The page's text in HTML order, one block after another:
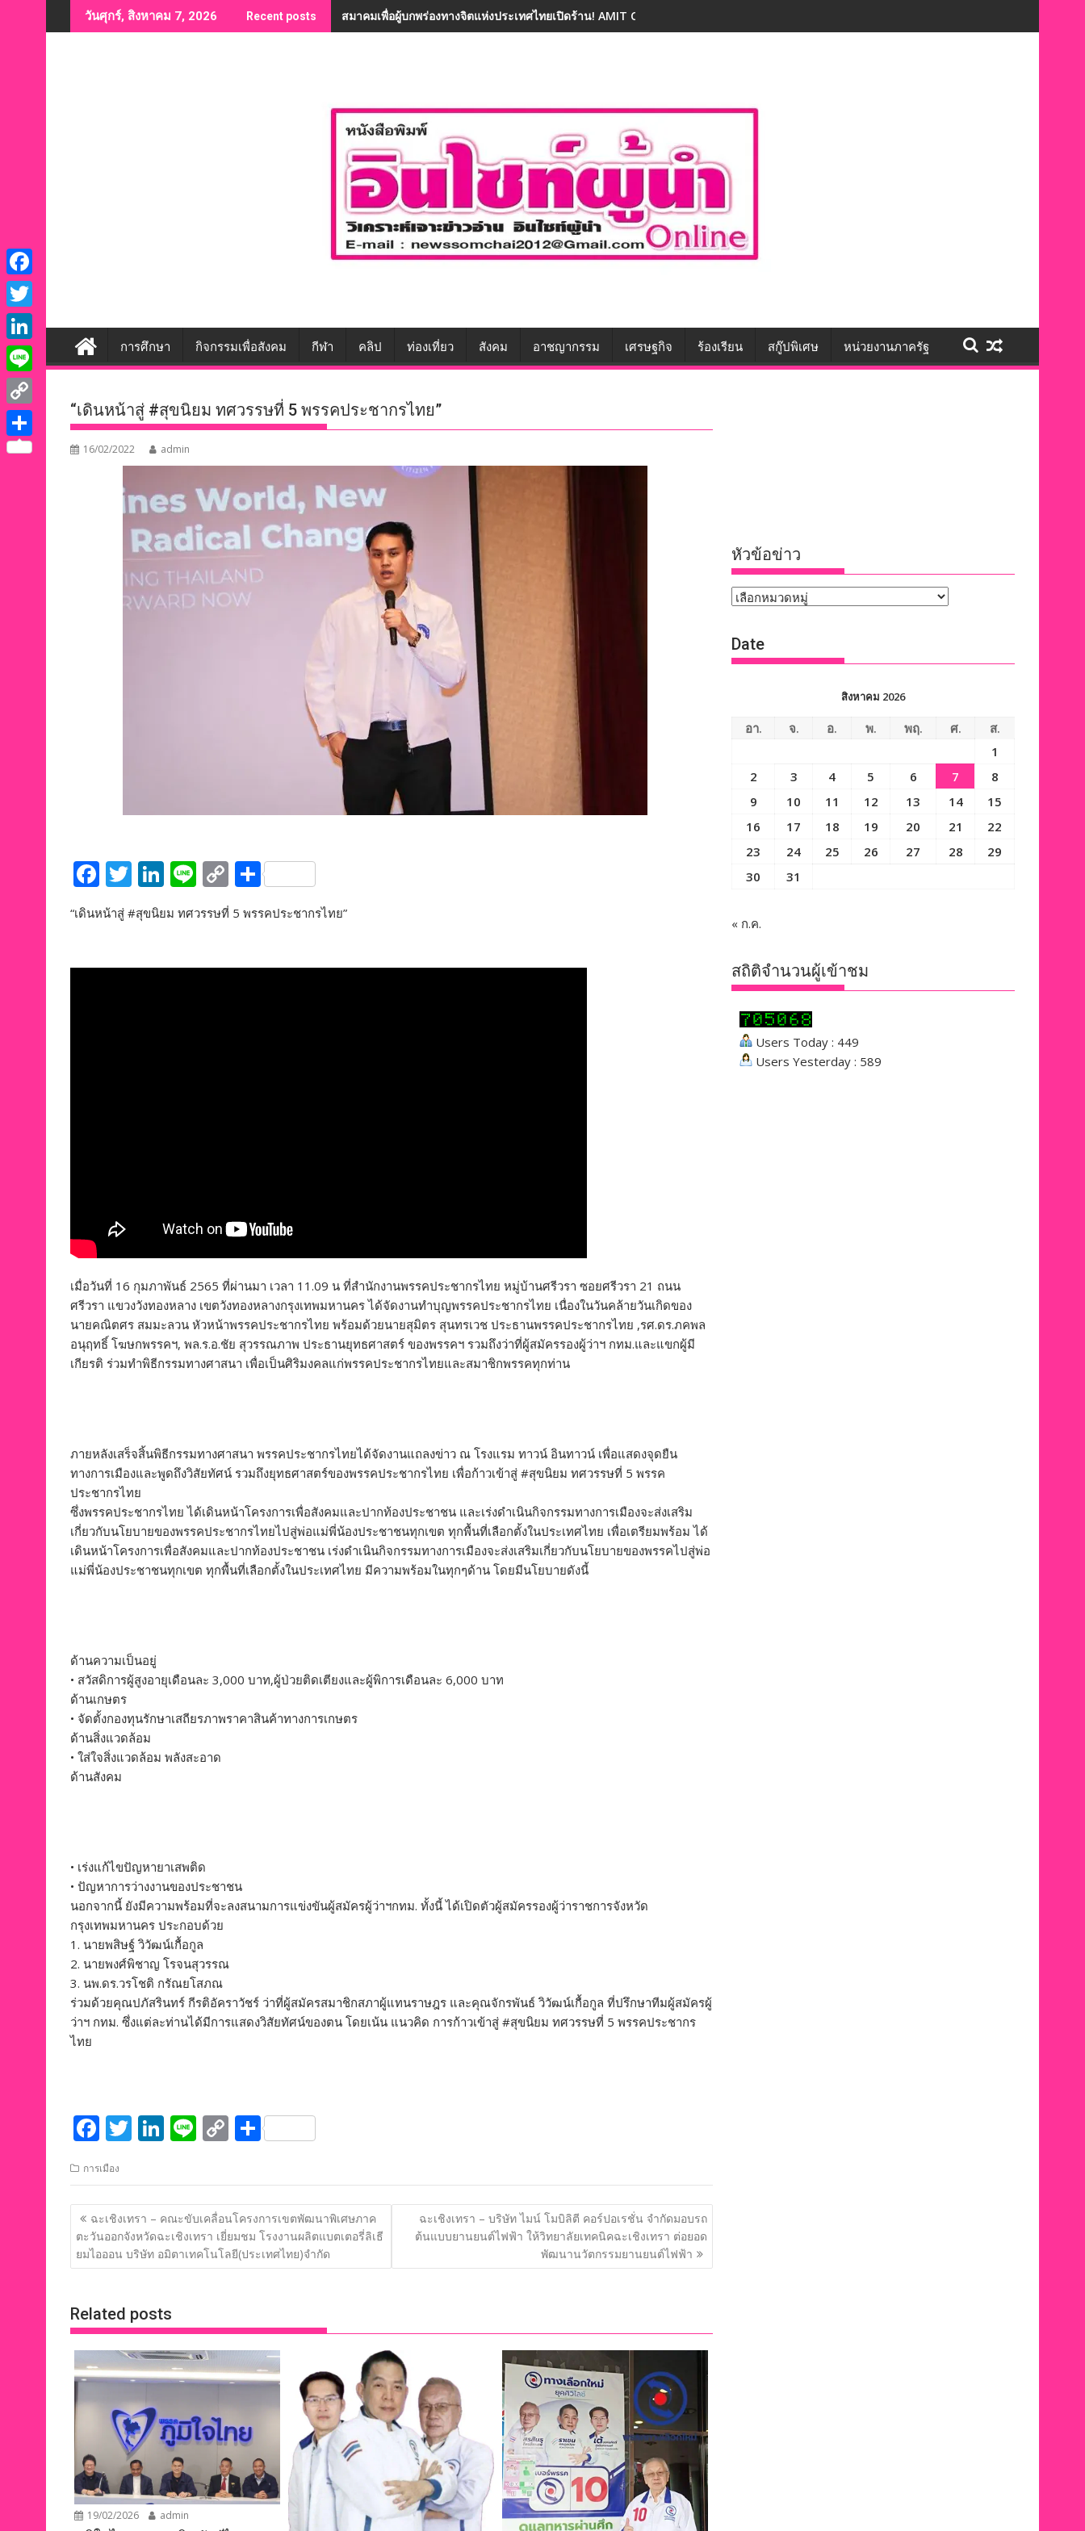
to
วันศุกร์, สิงหาคม 7, 2026 Recent posts สมาคมเพื่อผู้บกพร่องทางจิตแห่งประเทศไทยเปิดร้าน! AMIT Cafe ต้นแบบคาเฟ่แห่งโอกาส สร้างอาชีพ สร้างคุณค่า สร้างสังคม
การศึกษา กิจกรรมเพื่อสังคม กีฬา คลิป ท่องเที่ยว สังคม อาชญากรรม เศรษฐกิจ ร้องเรียน สกู๊ปพิเศษ หน่วยงานภาครัฐ
“เดินหน้าสู่ #สุขนิยม ทศวรรษที่ 5 พรรคประชากรไทย”
16/02/2022 admin
F
ac
e
o
T
itt
Li
k
dI
Li
e
C
p
Li
S
ar
“เดินหน้าสู่ #สุขนิยม ทศวรรษที่ 5 พรรคประชากรไทย”
เมื่อวันที่ 16 กุมภาพันธ์ 2565 ที่ผ่านมา เวลา 11.09 น ที่สำนักงานพรรคประชากรไทย หมู่บ้านศรีวรา ซอยศรีวรา 21 ถนน
ศรีวรา แขวงวังทองหลาง เขตวังทองหลางกรุงเทพมหานคร ได้จัดงานทำบุญพรรคประชากรไทย เนื่องในวันคล้ายวันเกิดของ
นายคณิตศร สมมะลวน หัวหน้าพรรคประชากรไทย พร้อมด้วยนายสุมิตร สุนทรเวช ประธานพรรคประชากรไทย ,รศ.ดร.ภคพล
อนุฤทธิ์ โฆษกพรรคฯ, พล.ร.อ.ชัย สุวรรณภาพ ประธานยุทธศาสตร์ ของพรรคฯ รวมถึงว่าที่ผู้สมัครรองผู้ว่าฯ กทม.และแขกผู้มี
เกียรติ ร่วมทำพิธีกรรมทางศาสนา เพื่อเป็นศิริมงคลแก่พรรคประชากรไทยและสมาชิกพรรคทุกท่าน
ภายหลังเสร็จสิ้นพิธีกรรมทางศาสนา พรรคประชากรไทยได้จัดงานแถลงข่าว ณ โรงแรม ทาวน์ อินทาวน์ เพื่อแสดงจุดยืน
ทางการเมืองและพูดถึงวิสัยทัศน์ รวมถึงยุทธศาสตร์ของพรรคประชากรไทย เพื่อก้าวเข้าสู่ #สุขนิยม ทศวรรษที่ 5 พรรค
ประชากรไทย
ซึ่งพรรคประชากรไทย ได้เดินหน้าโครงการเพื่อสังคมและปากท้องประชาชน และเร่งดำเนินกิจกรรมทางการเมืองจะส่งเสริม
เกี่ยวกับนโยบายของพรรคประชากรไทยไปสู่พ่อแม่พี่น้องประชาชนทุกเขต ทุกพื้นที่เลือกตั้งในประเทศไทย เพื่อเตรียมพร้อม ได้
เดินหน้าโครงการเพื่อสังคมและปากท้องประชาชน เร่งดำเนินกิจกรรมทางการเมืองจะส่งเสริมเกี่ยวกับนโยบายของพรรคไปสู่พ่อ
แม่พี่น้องประชาชนทุกเขต ทุกพื้นที่เลือกตั้งในประเทศไทย มีความพร้อมในทุกๆด้าน โดยมีนโยบายดังนี้
ด้านความเป็นอยู่
• สวัสดิการผู้สูงอายุเดือนละ 3,000 บาท,ผู้ป่วยติดเตียงและผู้พิการเดือนละ 6,000 บาท
ด้านเกษตร
• จัดตั้งกองทุนรักษาเสถียรภาพราคาสินค้าทางการเกษตร
ด้านสิ่งแวดล้อม
• ใส่ใจสิ่งแวดล้อม พลังสะอาด
ด้านสังคม
• เร่งแก้ไขปัญหายาเสพติด
• ปัญหาการว่างงานของประชาชน
นอกจากนี้ ยังมีความพร้อมที่จะลงสนามการแข่งขันผู้สมัครผู้ว่าฯกทม. ทั้งนี้ ได้เปิดตัวผู้สมัครรองผู้ว่าราชการจังหวัด
กรุงเทพมหานคร ประกอบด้วย
1. นายพสิษฐ์ วิวัฒน์เกื้อกูล
2. นายพงศ์พิชาญ โรจนสุวรรณ
3. นพ.ดร.วรโชติ กรัณยโสภณ
ร่วมด้วยคุณปภัสรินทร์ กีรติอัคราวัชร์ ว่าที่ผู้สมัครสมาชิกสภาผู้แทนราษฎร และคุณจักรพันธ์ วิวัฒน์เกื้อกูล ที่ปรึกษาทีมผู้สมัครผู้
ว่าฯ กทม. ซึ่งแต่ละท่านได้มีการแสดงวิสัยทัศน์ของตน โดยเน้น แนวคิด การก้าวเข้าสู่ #สุขนิยม ทศวรรษที่ 5 พรรคประชากร
ไทย
F
ac
e
b
o
o
T
itt
er
Li
k
e
dI
n
Li
e
C
p
y
Li
n
S
ar
e
การเมือง
แนะแนว
เรื่อง
ฉะเชิงเทรา – คณะขับเคลื่อนโครงการเขตพัฒนาพิเศษภาค
ตะวันออกจังหวัดฉะเชิงเทรา เยี่ยมชม โรงงานผลิตแบตเตอรี่ลิเธี
ยมไอออน บริษัท อมิตาเทคโนโลยี(ประเทศไทย)จำกัด
ฉะเชิงเทรา – บริษัท ไมน์ โมบิลิตี คอร์ปอเรชั่น จำกัดมอบรถ
ต้นแบบยานยนต์ไฟฟ้า ให้วิทยาลัยเทคนิคฉะเชิงเทรา ต่อยอด
พัฒนานวัตกรรมยานยนต์ไฟฟ้า
Related posts
19/02/2026 admin
หัวข้อข่าว
หัวข้อ
Date
สิงหาคม 2026
อา. จ. อ. พ. พฤ. ศ.
ส.
1
2
3 4 5 6 7
8
9
10 11 12 13 14
15
16
17 18 19 20 21
22
23
24 25 26 27 28
29
30
31
« ก.ค.
สถิติจำนวนผู้เข้าชม
Users Today : 449
Users Yesterday : 589
F
a
c
e
b
o
o
T
w
i
t
e
L
i
n
k
e
L
i
n
C
o
S